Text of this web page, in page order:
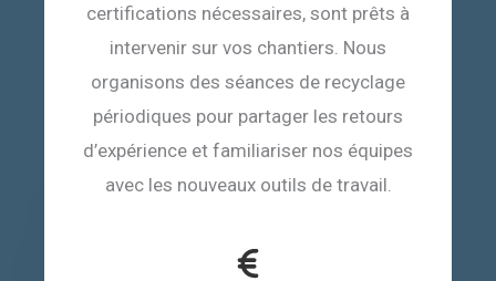
certifications nécessaires, sont prêts à
intervenir sur vos chantiers. Nous
organisons des séances de recyclage
périodiques pour partager les retours
d’expérience et familiariser nos équipes
avec les nouveaux outils de travail.